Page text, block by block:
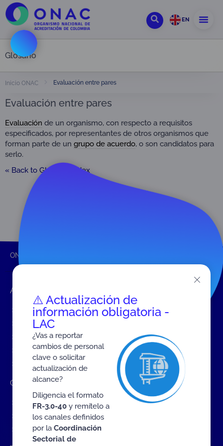
EN
Glosario
Inicio ONAC Evaluación entre pares
Evaluación entre pares
Evaluación de un organismo, con respecto a requisitos
especificados, por representantes de otros organismos que
forman parte de un grupo de acuerdo, o son candidatos para
serlo.
« Back to Glossary Index
ONAC
Accesos rápidos
Eventos
Tarifas MIT
Servicios de ONAC
Acredítate con ONAC
Documentos
Contratación de Bienes y Servicios
Contratación de bienes y servicios
Procesos en curso
Contratos vigentes
⚠️ Actualización de
información obligatoria -
LAC
¿Vas a reportar
cambios de personal
clave o solicitar
actualización de
alcance?
Diligencia el formato
FR-3.0-40y remítelo a
los canales definidos
por la Coordinación
Sectorial de